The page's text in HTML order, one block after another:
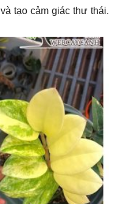
tạo cảm giác thư thái.